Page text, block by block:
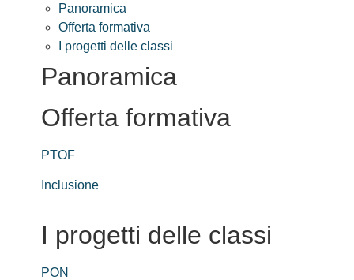
Panoramica
Offerta formativa
I progetti delle classi
Panoramica
Offerta formativa
PTOF
Inclusione
I progetti delle classi
PON